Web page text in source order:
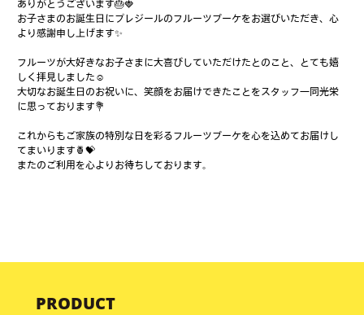
ありがとうございます🎂🍓
お子さまのお誕生日にプレジールのフルーツブーケをお選びいただき、心
より感謝申し上げます✨
フルーツが大好きなお子さまに大喜びしていただけたとのこと、とても嬉
しく拝見しました☺️
大切なお誕生日のお祝いに、笑顔をお届けできたことをスタッフ一同光栄
に思っております💐
これからもご家族の特別な日を彩るフルーツブーケを心を込めてお届けし
てまいります🍍💝
またのご利用を心よりお待ちしております。
PRODUCT